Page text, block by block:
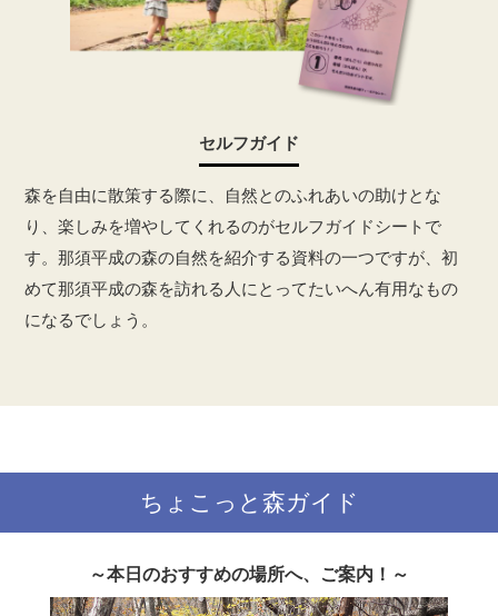
セルフガイド
森を自由に散策する際に、自然とのふれあいの助けとな
り、楽しみを増やしてくれるのがセルフガイドシートで
す。那須平成の森の自然を紹介する資料の一つですが、初
めて那須平成の森を訪れる人にとってたいへん有用なもの
になるでしょう。
ちょこっと森ガイド
～本日のおすすめの場所へ、ご案内！～